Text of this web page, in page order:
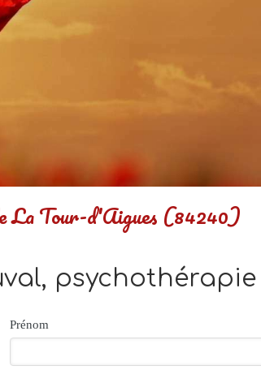
La Tour-d'Aigues (84240)
psychothérapie
Prénom